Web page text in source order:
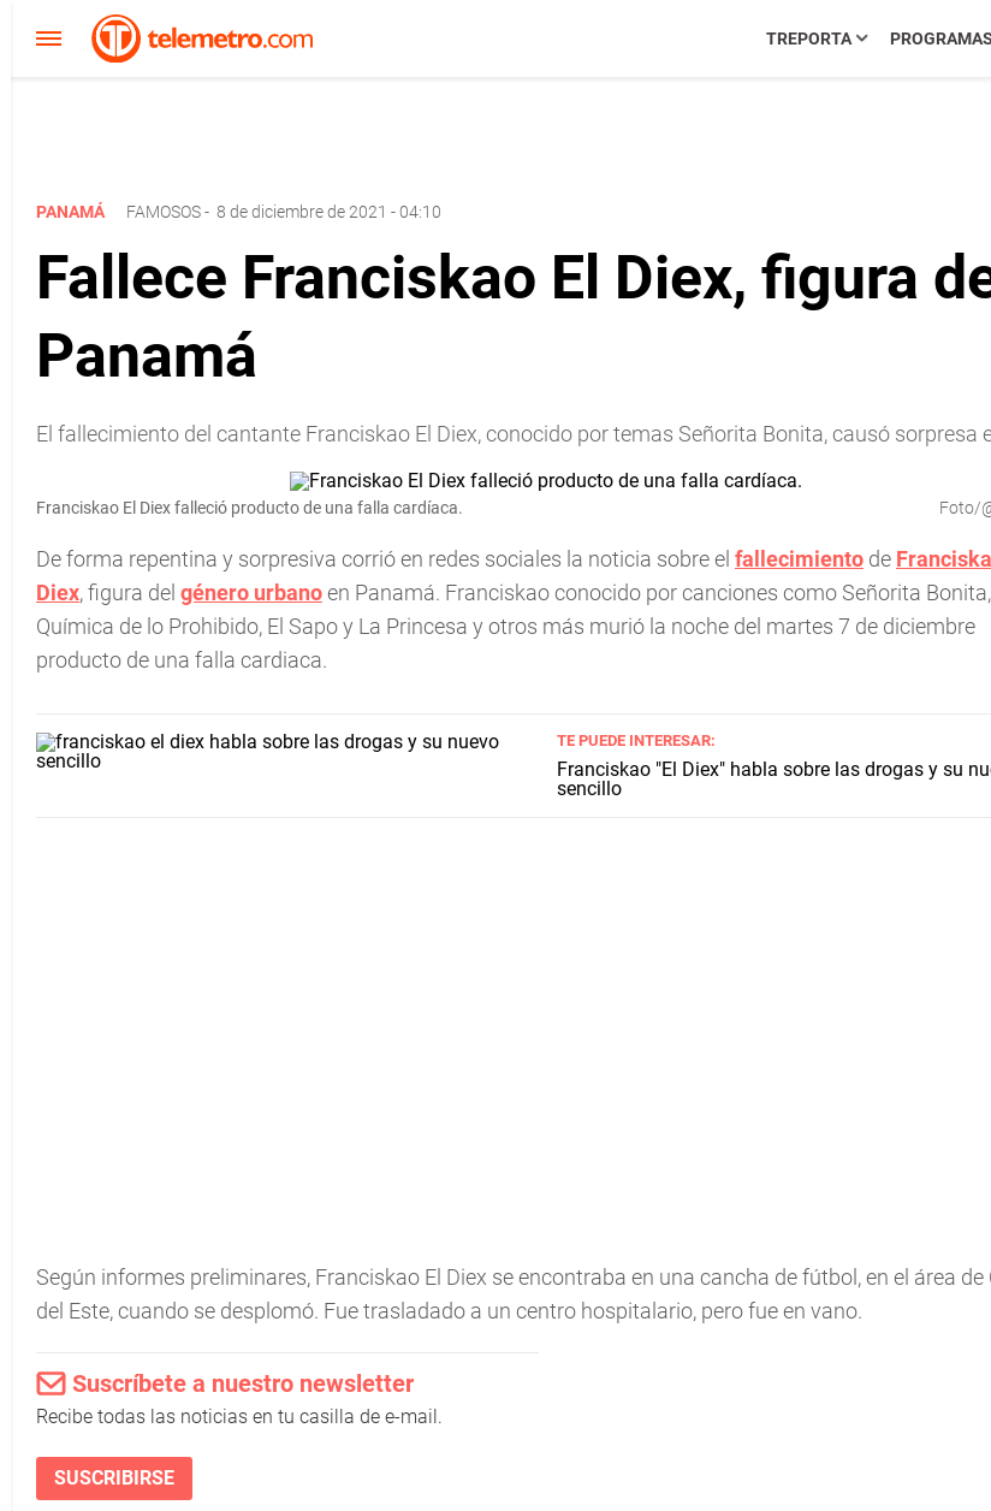
TREPORTA PROGRAMAS
PANAMÁ FAMOSOS- 8 de diciembre de 2021 - 04:10
Fallece Franciskao El Diex, figura
Panamá
El fallecimiento del cantante Franciskao El Diex, conocido por temas Señorita Bonita, causó sorpresa
Franciskao El Diex falleció producto de una falla cardíaca. Foto/
De forma repentina y sorpresiva corrió en redes sociales la noticia sobre el fallecimiento de
Diex, figura del género urbanoen Panamá. Franciskao conocido por canciones como Señorita
Química de lo Prohibido, El Sapo y La Princesa y otros más murió la noche del martes 7 de diciembre
producto de una falla cardiaca.
TE PUEDE INTERESAR:
Franciskao "El Diex" habla sobre las drogas y su
sencillo
Según informes preliminares, Franciskao El Diex se encontraba en una cancha de fútbol, en el área de
del Este, cuando se desplomó. Fue trasladado a un centro hospitalario, pero fue en vano.
Suscríbete a nuestro newsletter
Recibe todas las noticias en tu casilla de e-mail.
SUSCRIBIRSE